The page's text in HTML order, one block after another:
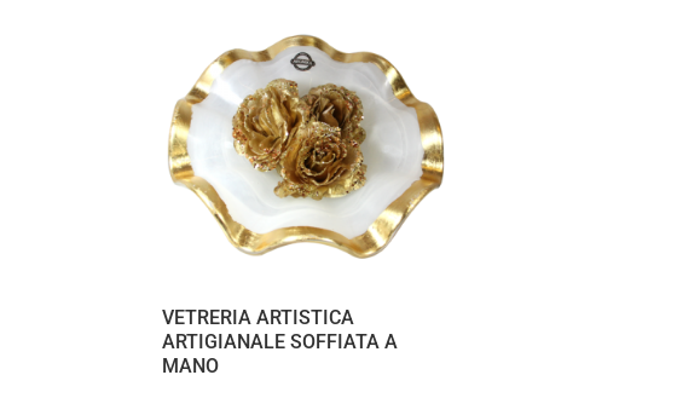
VETRERIA ARTISTICA
ARTIGIANALE SOFFIATA A
MANO